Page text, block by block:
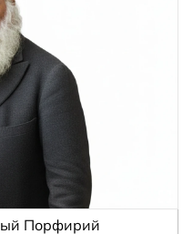
Порфирий